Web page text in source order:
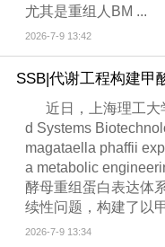
尤其是重组人BM ...
2026-7-9 13:42
SSB|代谢工程构建甲
近日，上海理工
d Systems
magataella phaffii
a metabolic
酵母重组蛋白表达体
续性问题，构建了以
2026-7-9 13:34